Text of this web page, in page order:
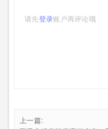
请先登录账户再评论哦
上一篇: